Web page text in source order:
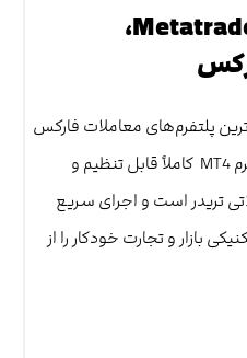
نرم‌افزار معاملاتی Metatrader4،
رایج‌ترین پلتفرم‌های معاملات فارکس
رایگان در سراسر جهان است. پلتفرم MT4 کاملاً قابل تنظیم و
تریدر است و اجرای سریع
بازار و تجارت خودکار را از